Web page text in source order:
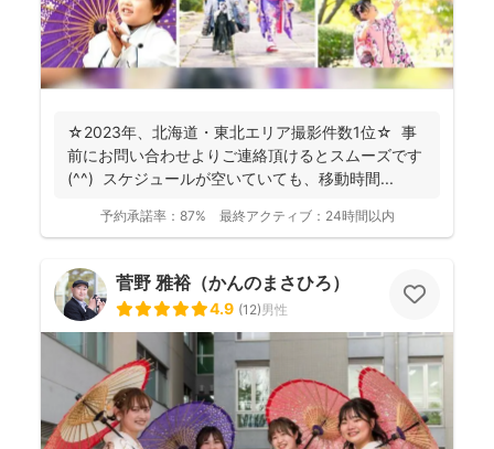
☆2023年、北海道・東北エリア撮影件数1位☆ 事
前にお問い合わせよりご連絡頂けるとスムーズです
(^^) スケジュールが空いていても、移動時間...
予約承諾率： 87% 最終アクティブ： 24時間以内
菅野 雅裕（かんのまさひろ）
4.9 (12)男性